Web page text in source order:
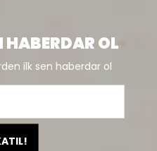
OL
ilk sen haberdar ol